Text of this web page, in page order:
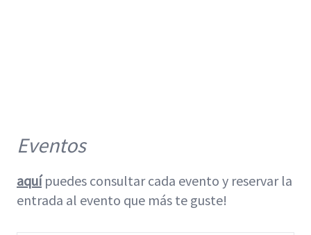
Eventos
aquípuedes consultar cada evento y reservar la
entrada al evento que más te guste!